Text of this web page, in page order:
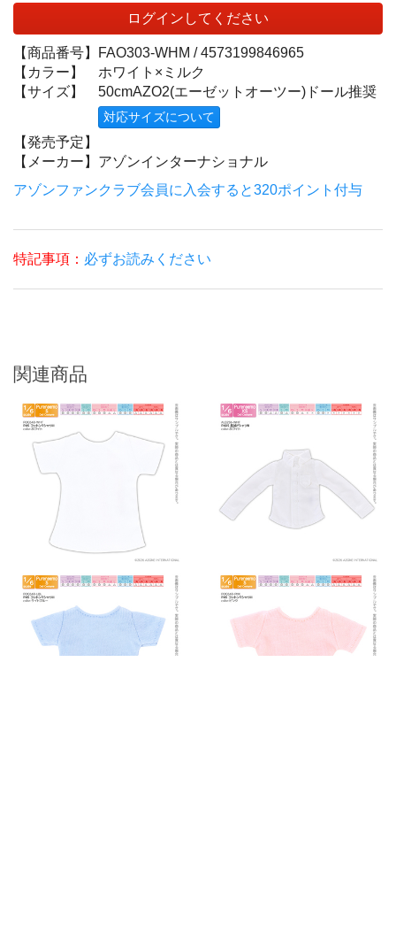
ログインしてください
【商品番号】 FAO303-WHM /4573199846965
【カラー】
ホワイト×ミルク
【サイズ】
50cmAZO2(エーゼットオーツー)ドール推奨
対応サイズについて
【発売予定】
【メーカー】 アゾンインターナショナル
アゾンファンクラブ会員に入会すると320ポイント付与
特記事項： 必ずお読みください
関連商品